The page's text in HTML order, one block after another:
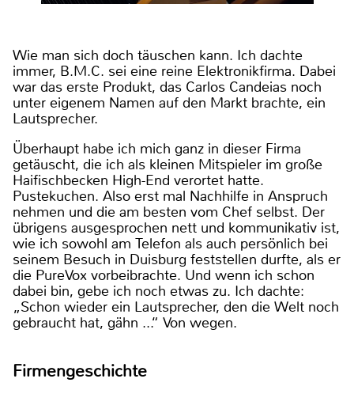
Wie man sich doch täuschen kann. Ich dachte
immer, B.M.C. sei eine reine Elektronikfirma. Dabei
war das erste Produkt, das Carlos Candeias noch
unter eigenem Namen auf den Markt brachte, ein
Lautsprecher.
Überhaupt habe ich mich ganz in dieser Firma
getäuscht, die ich als kleinen Mitspieler im große
Haifischbecken High-End verortet hatte.
Pustekuchen. Also erst mal Nachhilfe in Anspruch
nehmen und die am besten vom Chef selbst. Der
übrigens ausgesprochen nett und kommunikativ ist,
wie ich sowohl am Telefon als auch persönlich bei
seinem Besuch in Duisburg feststellen durfte, als er
die PureVox vorbeibrachte. Und wenn ich schon
dabei bin, gebe ich noch etwas zu. Ich dachte:
„Schon wieder ein Lautsprecher, den die Welt noch
gebraucht hat, gähn ...“ Von wegen.
Firmengeschichte